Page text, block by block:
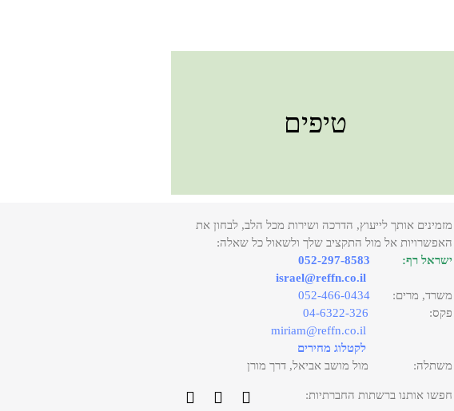
טיפים
מזמינים אותך לייעוץ, הדרכה ושירות מכל הלב, לבחון את
האפשרויות אל מול התקציב שלך ולשאול כל שאלה:
ישראל רף:
052-297-8583
israel@reffn.co.il
משרד, מרים: 052-466-0434
פקס: 04-6322-326
miriam@reffn.co.il
לקטלוג מחירים
משתלה: מול מושב אביאל, דרך מורן
חפשו אותנו ברשתות החברתיות: